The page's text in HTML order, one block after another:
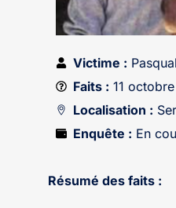
Victime :
Faits : 11
Localisation :
Enquête : En
Résumé des faits :